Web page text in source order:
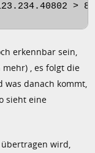
erkennbar sein,
mehr) , es folgt die
was danach kommt,
sieht eine
wird,